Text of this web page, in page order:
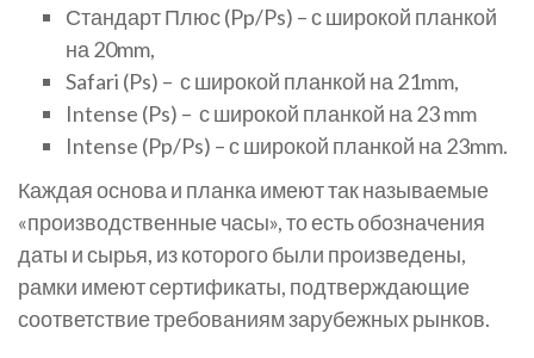
Стандарт Плюс (Pp/Ps) – с широкой планкой
на 20mm,
Safari (Ps) – с широкой планкой на 21mm,
Intense (Ps) – с широкой планкой на 23 mm
Intense (Pp/Ps) – с широкой планкой на 23mm.
Каждая основа и планка имеют так называемые
«производственные часы», то есть обозначения
даты и сырья, из которого были произведены,
рамки имеют сертификаты, подтверждающие
соответствие требованиям зарубежных рынков.